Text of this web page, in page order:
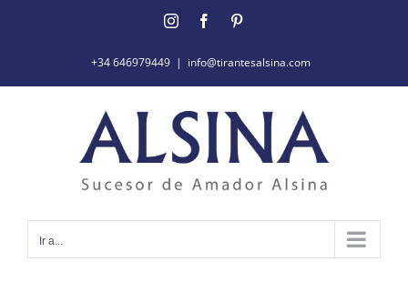
InstagramFacebook
+34 646979449 | info@tirantesalsina.com
Ir a...